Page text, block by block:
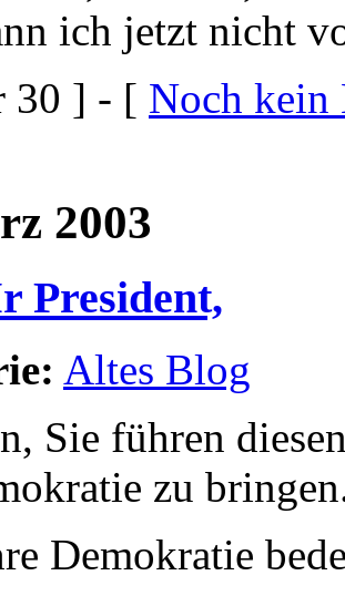
ich jetzt nicht
30 ] - [ Noch kein
2003
President,
Altes Blog
Sie führen
zu
Demokratie